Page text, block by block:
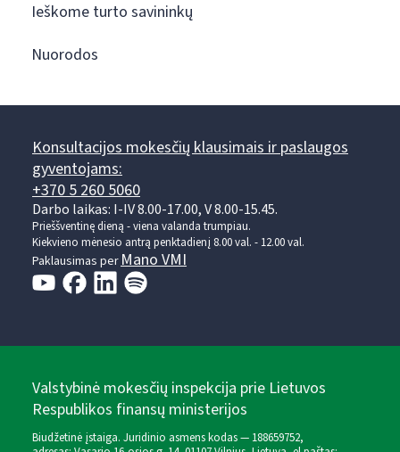
Ieškome turto savininkų
Nuorodos
Konsultacijos mokesčių klausimais ir paslaugos
gyventojams:
+370 5 260 5060
Darbo laikas: I-IV 8.00-17.00, V 8.00-15.45.
Prieššventinę dieną - viena valanda trumpiau.
Kiekvieno mėnesio antrą penktadienį 8.00 val. - 12.00 val.
Paklausimas perMano VMI
Valstybinė mokesčių inspekcija prie Lietuvos
Respublikos finansų ministerijos
Biudžetinė įstaiga. Juridinio asmens kodas — 188659752,